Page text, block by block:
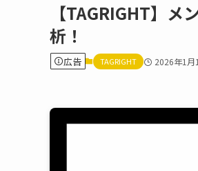
【TAGRIGHT】
析！
広告 TAGRIGHT 2026年1月